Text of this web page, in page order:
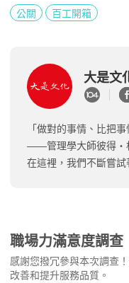
公關 百工開箱
大是文
「做對的事情、比把事
——管理學大師彼得‧
在這裡，我們不斷嘗試
職場力滿意度調查
感謝您撥冗參與本次調查
改善和提升服務品質。